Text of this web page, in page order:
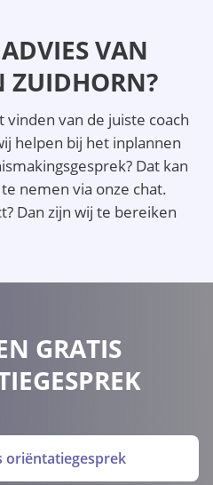
VAN
ZUIDHORN?
vinden van de juiste coach
helpen bij het inplannen
Dat kan
nemen via onze chat.
Dan zijn wij te bereiken
GRATIS
oriëntatiegesprek